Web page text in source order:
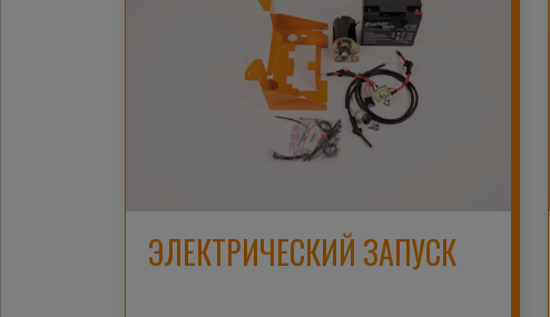
ЭЛЕКТРИЧЕСКИЙ ЗАПУСК